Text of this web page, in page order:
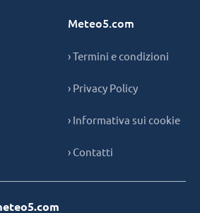
Meteo5.com
› Termini e condizioni
› Privacy Policy
› Informativa sui cookie
› Contatti